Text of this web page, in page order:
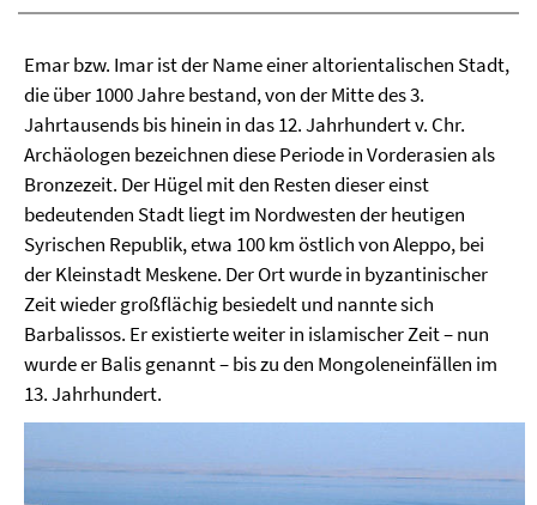
Emar bzw. Imar ist der Name einer altorientalischen Stadt,
die über 1000 Jahre bestand, von der Mitte des 3.
Jahrtausends bis hinein in das 12. Jahrhundert v. Chr.
Archäologen bezeichnen diese Periode in Vorderasien als
Bronzezeit. Der Hügel mit den Resten dieser einst
bedeutenden Stadt liegt im Nordwesten der heutigen
Syrischen Republik, etwa 100 km östlich von Aleppo, bei
der Kleinstadt Meskene. Der Ort wurde in byzantinischer
Zeit wieder großflächig besiedelt und nannte sich
Barbalissos. Er existierte weiter in islamischer Zeit – nun
wurde er Balis genannt – bis zu den Mongoleneinfällen im
13. Jahrhundert.